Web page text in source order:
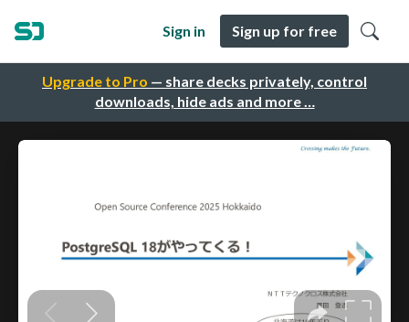
Upgrade to Pro — share decks privately, control
downloads, hide ads and more …
Sign in Sign up for free